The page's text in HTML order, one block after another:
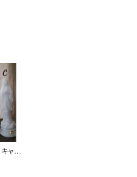
ャン